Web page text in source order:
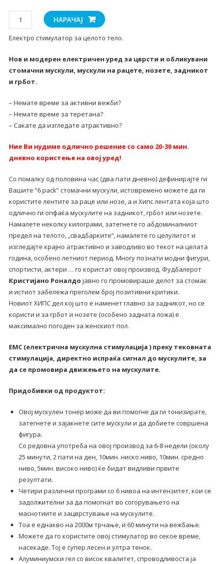
Електро
стимулатор
за
тело
количина
НАРАЧАЈ
Електро стимулатор за целото тело.
Нов и модерен електричен уред за цврсти и обликувани
стомачни мускули, мускули на рацете, нозете, задникот
и грбот.
– Немате време за активни вежби?
– Немате време за теретана?
– Сакате да изгледате атрактивно?
Ние Ви нудиме одлично решение со само 20-30 мин.
дневно користење на овој уред!
Со помалку од половина час (два пати дневно) дефинирајте ги
Вашите “6 pack” стомачни мускули, истовремено можете да ги
користите лентите за раце или нозе, а и Хипс лентата која што
одлично ги опфаќа мускулите на задникот, грбот или нозете.
Намалете неколку килограми, затегнете го абдоминалниот
предел на телото, „свадбарките“, намалете го целулитот и
изгледајте крајно атрактивно и заводливо во текот на целата
година, особено летниот период. Многу познати модни фигури,
спортисти, актери … го користат овој производ. Фудбалерот
Кристијано Роналдо јавно го промовираше делот за стомак
и истиот забележа преголем број позитивни критики.
Новиот ХИПС дел кој што е наменет главно за задникот, но се
користи и за грбот и нозете (особено задната ложа) е
максимално погоден за женскиот пол.
ЕМС (електрична мускулна стимулација ) преку тековната
стимулација, директно испраќа сигнал до мускулите, за
да се промовира движењето на мускулите.
Придобивки од продуктот:
Овој мускулен тонер може да ви помогне да ги тонизирате,
затегнете и зајакнете сите мускули и да добиете совршена
фигура.
Со редовна употреба на овој производ за 6-8 недели (околу
25 минути, 2 пати на ден, 10мин. ниско ниво, 10мин. средно
ниво, 5мин. високо ниво) ќе бидат видливи првите
резултати.
Четири различни програми со 6 нивоа на интензитет, кои се
задолжителни за да помогнат во согорувањето на
маснотиите и зацврстување на мускулите.
Тоа е еднакво на 2000м трчање, и 60 минути на вежбање.
Можете да го користите овој стимулатор во секое време,
насекаде. Тој е супер лесен и ултра тенок.
Алуминиумски гел со висок квалитет, спроводливоста ја